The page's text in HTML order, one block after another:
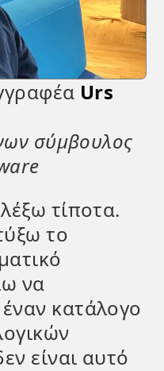
Urs
σύμβουλος
τίποτα.
το
να
κατάλογο
είναι αυτό